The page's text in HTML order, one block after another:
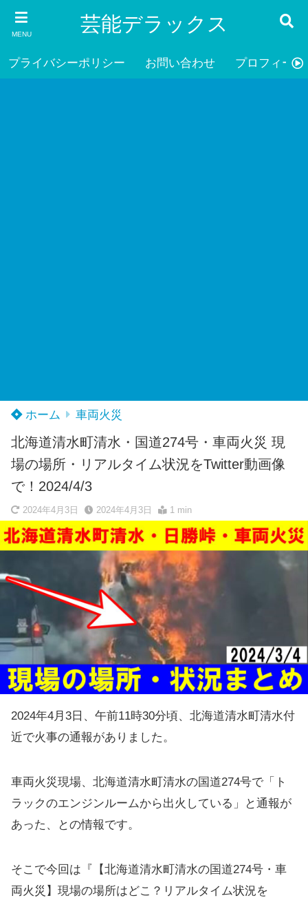
MENU 芸能デラックス
プライバシーポリシー お問い合わせ プロフィール
ホーム 車両火災
北海道清水町清水・国道274号・車両火災 現
場の場所・リアルタイム状況をTwitter動画像
で！2024/4/3
2024年4月3日 2024年4月3日 1 min
2024年4月3日、午前11時30分頃、北海道清水町清水付
近で火事の通報がありました。
車両火災現場、北海道清水町清水の国道274号で「ト
ラックのエンジンルームから出火している」と通報が
あった、との情報です。
そこで今回は『【北海道清水町清水の国道274号・車
両火災】現場の場所はどこ？リアルタイム状況を